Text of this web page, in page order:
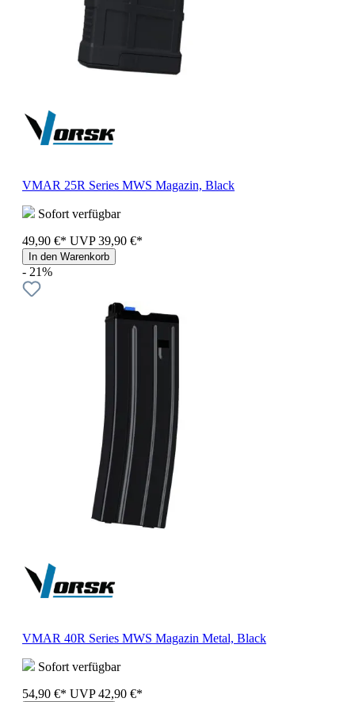
VMAR 25R Series MWS Magazin, Black
Sofort verfügbar
49,90 €* UVP 39,90 €*
In den Warenkorb
- 21%
VMAR 40R Series MWS Magazin Metal, Black
Sofort verfügbar
54,90 €* UVP 42,90 €*